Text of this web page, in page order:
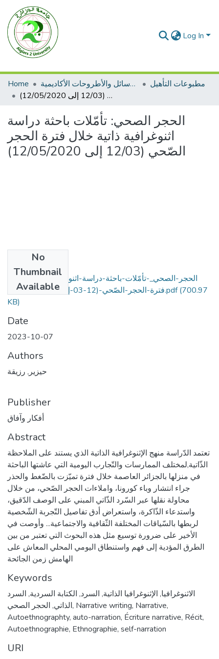
Log In
Home الرسائل والأطروحات الأكاديمية
مطبوعات التأهيل
الحجر الصحي: تأمّلات باحثة دراسة اثنوغرافية ذاتية خلال فترة الحجر الصّحي (12/03 إلى 12/05/2020)
الحجر الصحي: تأمّلات باحثة دراسة
اثنوغرافية ذاتية خلال فترة الحجر
الصّحي (12/03 إلى 12/05/2020)
No
Thumbnail
Available
الحجر-الصحي_-تأمّلات-باحثة-دراسة-اثنوغرافية-ذاتية-خلال-
فترة-الحجر-الصّحي-(12-03-إلى-12-05-2020).pdf(700.97
KB)
Date
2023-10-07
Authors
حيزير, رزيقة
Publisher
أفكار وآفاق
Abstract
تعتمد الدّراسة منهج الإثنوغرافية الذاتية الذي يستند على الملاحظة
الذّاتية,لمختلف الممارسات والتّجارب اليومية التي عاشتها الباحثة
في منزلها بالجزائر العاصمة خلال فترة تميّزت بالضّغط والحذر
جراء انتشار وباء كورونا، واملاءات الحجر الصّحي، من خلال
محاولة نقلها عبر السّرد الذّاتي المبني على الوصف الدّقيق،
واستدعاء الذّاكرة، واستعراض أدق تفاصيل التّجربة الشّخصية
لربطها بالسّياقات المختلفة الثّقافية والاجتماعية... وأوصت في
الأخير على ضرورة توسيع مثل هذه البحوث التي تعتبر من بين
الطرق المؤدية إلى فهم واستنطاق اليومي المحلي المعاش على
الهامش زمن الجائحة
Keywords
الاثنوغرافيا, الإثنوغرافيا الذاتية, السرد, الكتابة السردية, السرد
الذاتي, الحجر الصحي , Narrative writing, Narrative,
Autoethnographty, auto-narration, Écriture narrative, Récit,
Autoethnographie, Ethnographie, self-narration
URI